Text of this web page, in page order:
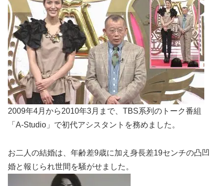
2009年4月から2010年3月まで、TBS系列のトーク番組
「A-Studio」で初代アシスタントを務めました。
お二人の結婚は、年齢差9歳に加え身長差19センチの凸凹
婚と報じられ世間を騒がせました。